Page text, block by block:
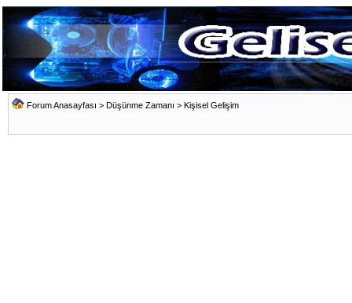
Forum Anasayfası > Düşünme Zamanı > Kişisel Gelişim